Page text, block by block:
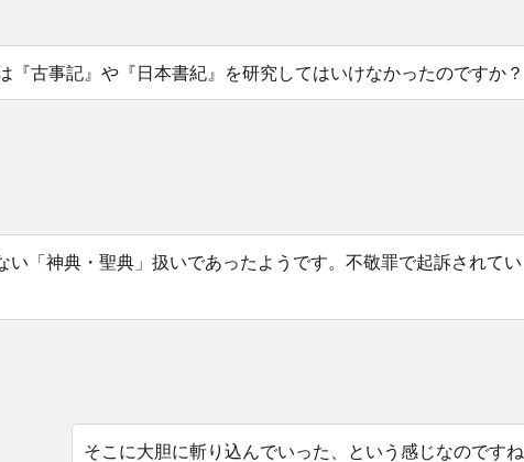
『古事記』や『日本書紀』を研究してはいけなかったのですか？
い「神典・聖典」扱いであったようです。不敬罪で起訴されてい
そこに大胆に斬り込んでいった、という感じなのですね